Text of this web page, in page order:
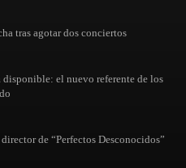
tras agotar dos conciertos
el nuevo referente de los
de “Perfectos Desconocidos”